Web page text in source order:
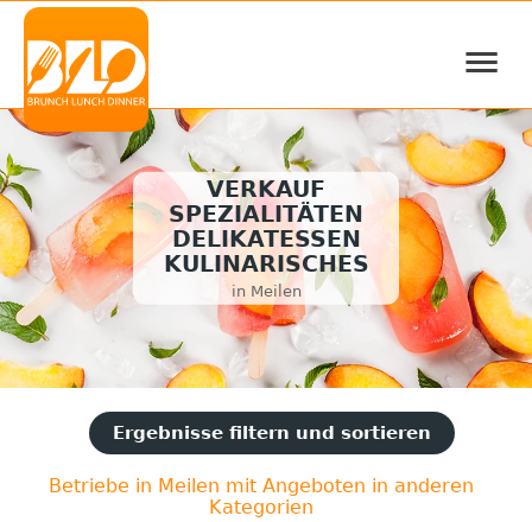
≡
VERKAUF
SPEZIALITÄTEN
DELIKATESSEN
KULINARISCHES
in Meilen
Ergebnisse filtern und sortieren
Betriebe in Meilen mit Angeboten in anderen
Kategorien